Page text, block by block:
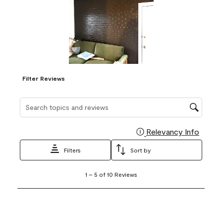
Filter Reviews
Relevancy Info
Filters Sort by
5
1 – 5 of 10 Reviews